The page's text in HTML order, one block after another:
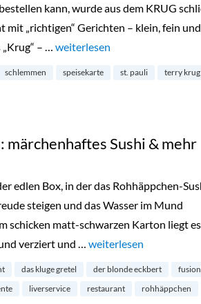
kann, wurde aus dem KRUG
mit „richtigen“ Gerichten – klein, fein und
– … „Krug: verstecktes
weiterlesen
schlemmen speisekarte st. pauli terry krug
märchenhaftes Sushi & mehr
edlen Box, in der das Rohhäppchen-
steigen und das Wasser im Mund
schicken matt-schwarzen Karton liegt
verziert und … „Rohhäppchen:
weiterlesen
das kluge gretel der blonde eckbert
liverservice restaurant rohhäppchen